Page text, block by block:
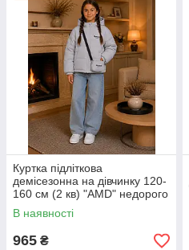
Куртка підліткова
демісезонна на дівчинку 120-
160 см (2 кв) "AMD" недорого
від прямого постачальника
В наявності
965 ₴